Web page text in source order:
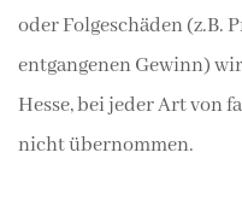
oder Folgeschäden (z.B.
entgangenen Gewinn)
Hesse, bei jeder Art von
nicht übernommen.